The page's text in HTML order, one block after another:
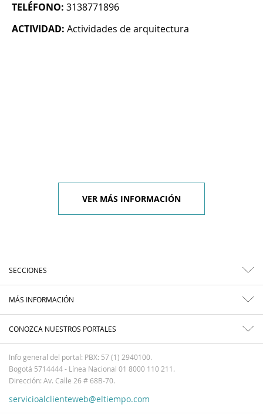
TELÉFONO: 3138771896
ACTIVIDAD: Actividades de arquitectura
VER MÁS INFORMACIÓN
SECCIONES
MÁS INFORMACIÓN
CONOZCA NUESTROS PORTALES
Info general del portal: PBX: 57 (1) 2940100.
Bogotá 5714444 - Línea Nacional 01 8000 110 211.
Dirección: Av. Calle 26 # 68B-70.
servicioalclienteweb@eltiempo.com